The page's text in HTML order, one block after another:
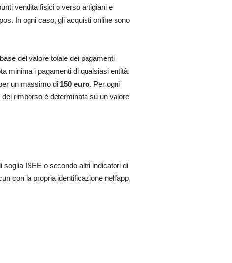
vendita fisici o verso artigiani e
In ogni caso, gli acquisti online sono
del valore totale dei pagamenti
minima i pagamenti di qualsiasi entità.
un massimo di 150 euro. Per ogni
rimborso è determinata su un valore
ISEE o secondo altri indicatori di
con la propria identificazione nell’app